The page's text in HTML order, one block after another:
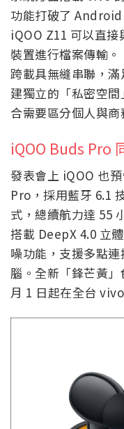
功能打破了
iQOO Z11 可以直
裝置進行檔案傳輸
跨載具無縫串聯，
建獨立的「私密空
合需要區分個人與商
iQOO Buds Pro
發表會上 iQOO 也
Pro，採用藍牙 6.1
式，總續航力達 55
搭載 DeepX 4.0 立
噪功能，支援多點
腦。全新「鋒芒黃
月 1 日起在全台